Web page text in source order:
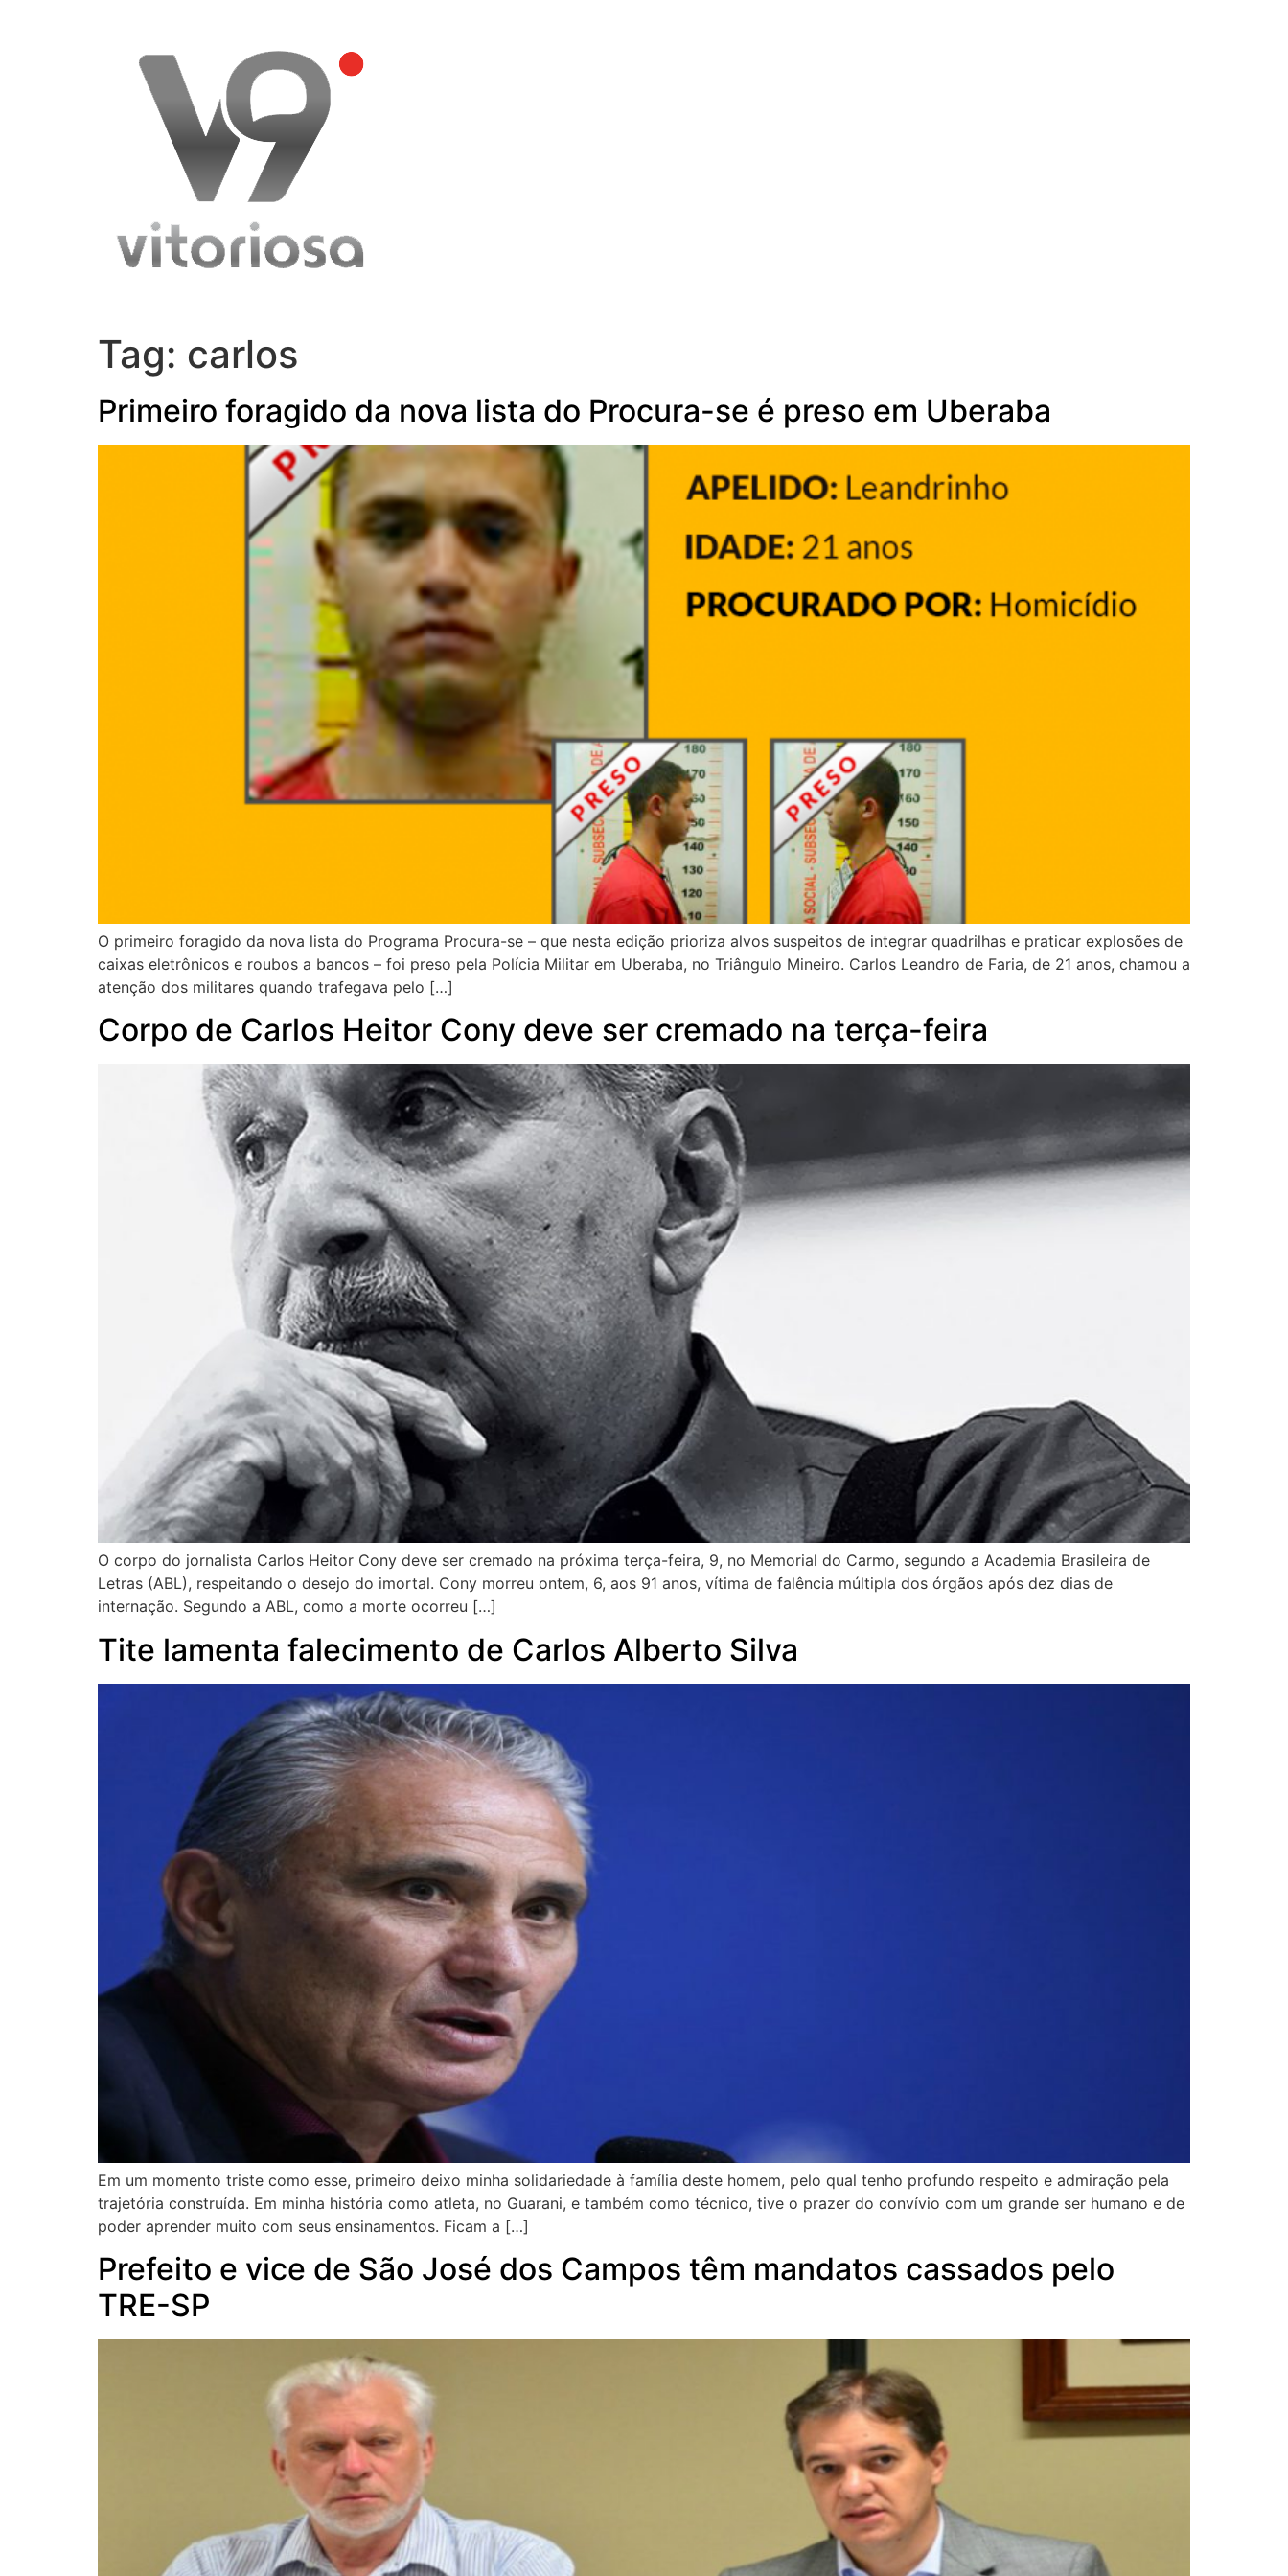
Tag: carlos
Primeiro foragido da nova lista do Procura-se é preso em Uberaba
O primeiro foragido da nova lista do Programa Procura-se – que nesta edição prioriza alvos suspeitos de integrar quadrilhas e praticar explosões de
caixas eletrônicos e roubos a bancos – foi preso pela Polícia Militar em Uberaba, no Triângulo Mineiro. Carlos Leandro de Faria, de 21 anos, chamou a
atenção dos militares quando trafegava pelo […]
Corpo de Carlos Heitor Cony deve ser cremado na terça-feira
O corpo do jornalista Carlos Heitor Cony deve ser cremado na próxima terça-feira, 9, no Memorial do Carmo, segundo a Academia Brasileira de
Letras (ABL), respeitando o desejo do imortal. Cony morreu ontem, 6, aos 91 anos, vítima de falência múltipla dos órgãos após dez dias de
internação. Segundo a ABL, como a morte ocorreu […]
Tite lamenta falecimento de Carlos Alberto Silva
Em um momento triste como esse, primeiro deixo minha solidariedade à família deste homem, pelo qual tenho profundo respeito e admiração pela
trajetória construída. Em minha história como atleta, no Guarani, e também como técnico, tive o prazer do convívio com um grande ser humano e de
poder aprender muito com seus ensinamentos. Ficam a […]
Prefeito e vice de São José dos Campos têm mandatos cassados pelo
TRE-SP